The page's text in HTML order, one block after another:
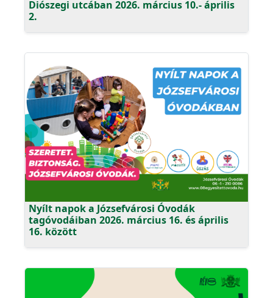
Diószegi utcában 2026. március 10.- április
2.
Nyílt napok a Józsefvárosi Óvodák
tagóvodáiban 2026. március 16. és április
16. között